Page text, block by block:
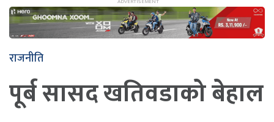
राजनीति
पूर्ब सासद खतिवडाको बेहाल